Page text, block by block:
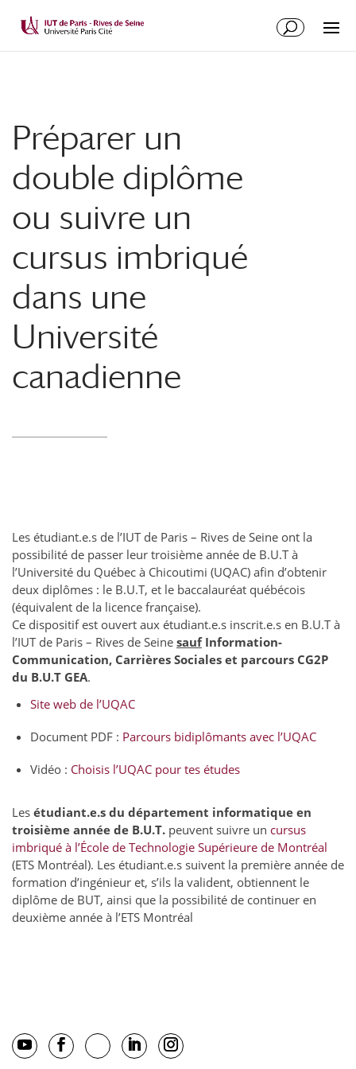
Préparer un
double diplôme
ou suivre un
cursus imbriqué
dans une
Université
canadienne
Les étudiant.e.s de l’IUT de Paris – Rives de Seine ont la
possibilité de passer leur troisième année de B.U.T à
l’Université du Québec à Chicoutimi (UQAC) afin d’obtenir
deux diplômes : le B.U.T, et le baccalauréat québécois
(équivalent de la licence française).
Ce dispositif est ouvert aux étudiant.e.s inscrit.e.s en B.U.T à
l’IUT de Paris – Rives de Seine saufInformation-
Communication, Carrières Sociales et parcours CG2P
du B.U.T GEA.
Site web de l’UQAC
Document PDF : Parcours bidiplômants avec l’UQAC
Vidéo : Choisis l’UQAC pour tes études
Les étudiant.e.s du département informatique en
troisième année de B.U.T. peuvent suivre un cursus
imbriqué à l’École de Technologie Supérieure de Montréal
(ETS Montréal). Les étudiant.e.s suivent la première année de
formation d’ingénieur et, s’ils la valident, obtiennent le
diplôme de BUT, ainsi que la possibilité de continuer en
deuxième année à l’ETS Montréal